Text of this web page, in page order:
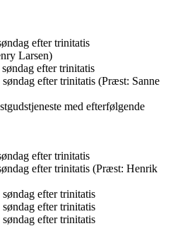
efter trinitatis
Larsen)
efter trinitatis
efter trinitatis (Præst: Sanne
med efterfølgende
efter trinitatis
efter trinitatis (Præst: Henrik
efter trinitatis
efter trinitatis
efter trinitatis